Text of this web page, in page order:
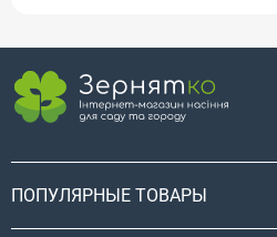
ПОПУЛЯРНЫЕ ТОВАРЫ